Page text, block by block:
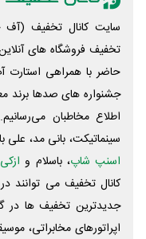
سایت کانال تخفیف (آف
تخفیف فروشگاه های
حاضر با همراهی استارت
جشنواره های صدها برند
اطلاع مخاطبان می‌رسانیم.
سینماتیکت، بانی مد، علی‌
اسنپ شاپ، باسلام و ازکی
کانال تخفیف می توانند
جدیدترین تخفیف ها در
اپراتورهای مخابراتی،